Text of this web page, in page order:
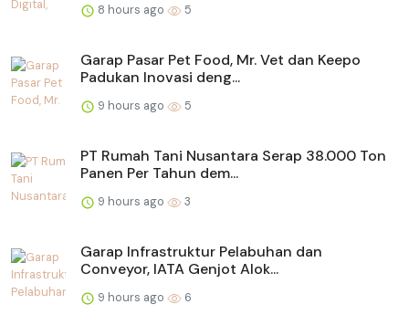
8 hours ago 5
Garap Pasar Pet Food, Mr. Vet dan Keepo
Padukan Inovasi deng...
9 hours ago 5
PT Rumah Tani Nusantara Serap 38.000 Ton
Panen Per Tahun dem...
9 hours ago 3
Garap Infrastruktur Pelabuhan dan
Conveyor, IATA Genjot Alok...
9 hours ago 6